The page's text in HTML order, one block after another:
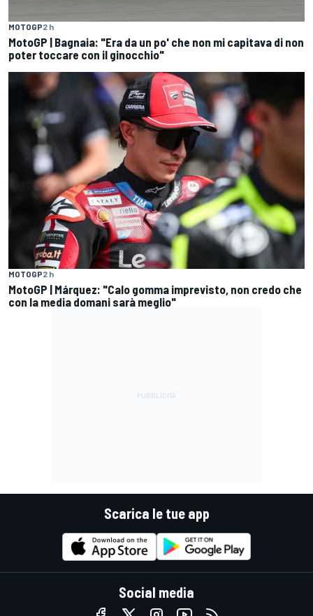
MOTOGP2 h
MotoGP | Bagnaia: "Era da un po' che non mi capitava di non
poter toccare con il ginocchio"
MOTOGP2 h
MotoGP | Márquez: "Calo gomma imprevisto, non credo che
con la media domani sarà meglio"
Scarica le tue app
Social media